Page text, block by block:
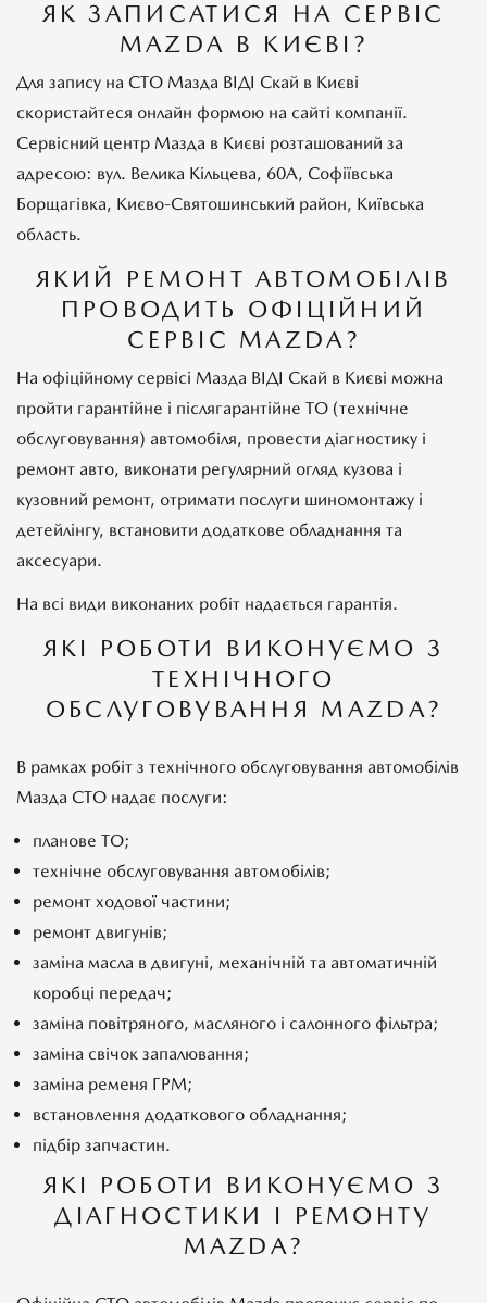
ЯК ЗАПИСАТИСЯ НА СЕРВІС
MAZDA В КИЄВІ?
Для запису на СТО Мазда ВІДІ Скай в Києві
скористайтеся онлайн формою на сайті компанії.
Сервісний центр Мазда в Києві розташований за
адресою: вул. Велика Кільцева, 60А, Софіївська
Борщагівка, Києво-Святошинський район, Київська
область.
ЯКИЙ РЕМОНТ АВТОМОБІЛІВ
ПРОВОДИТЬ ОФІЦІЙНИЙ
СЕРВІС MAZDA?
На офіційному сервісі Мазда ВІДІ Скай в Києві можна
пройти гарантійне і післягарантійне ТО (технічне
обслуговування) автомобіля, провести діагностику і
ремонт авто, виконати регулярний огляд кузова і
кузовний ремонт, отримати послуги шиномонтажу і
детейлінгу, встановити додаткове обладнання та
аксесуари.
На всі види виконаних робіт надається гарантія.
ЯКІ РОБОТИ ВИКОНУЄМО З
ТЕХНІЧНОГО
ОБСЛУГОВУВАННЯ MAZDA?
В рамках робіт з технічного обслуговування автомобілів
Мазда СТО надає послуги:
планове ТО;
технічне обслуговування автомобілів;
ремонт ходової частини;
ремонт двигунів;
заміна масла в двигуні, механічній та автоматичній
коробці передач;
заміна повітряного, масляного і салонного фільтра;
заміна свічок запалювання;
заміна ременя ГРМ;
встановлення додаткового обладнання;
підбір запчастин.
ЯКІ РОБОТИ ВИКОНУЄМО З
ДІАГНОСТИКИ І РЕМОНТУ
MAZDA?